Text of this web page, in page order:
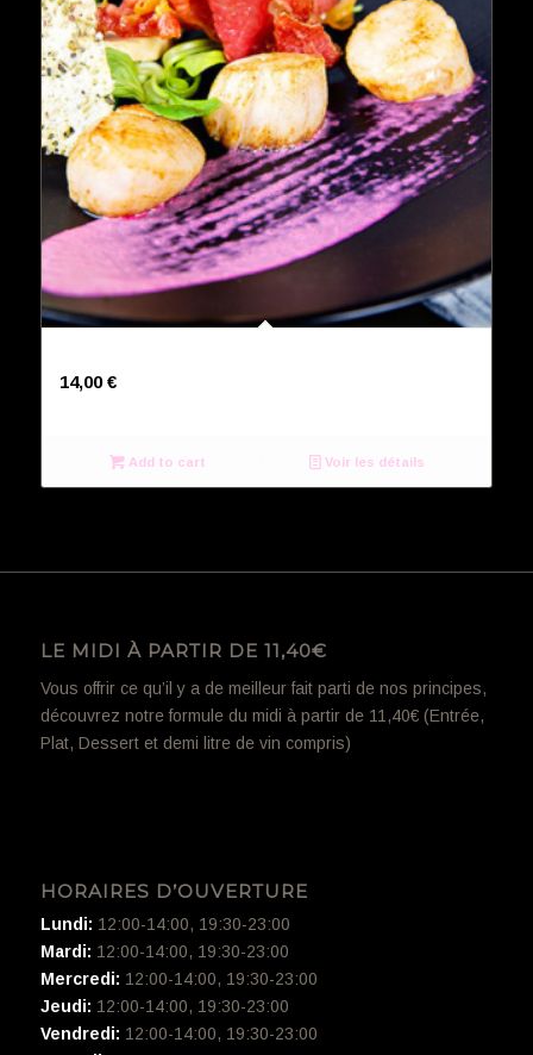
14,00€
Add to cart Voir les détails
LE MIDI À PARTIR DE 11,40€
Vous offrir ce qu’il y a de meilleur fait parti de nos principes,
découvrez notre formule du midi à partir de 11,40€ (Entrée,
Plat, Dessert et demi litre de vin compris)
HORAIRES D’OUVERTURE
Lundi: 12:00-14:00, 19:30-23:00
Mardi: 12:00-14:00, 19:30-23:00
Mercredi: 12:00-14:00, 19:30-23:00
Jeudi: 12:00-14:00, 19:30-23:00
Vendredi: 12:00-14:00, 19:30-23:00